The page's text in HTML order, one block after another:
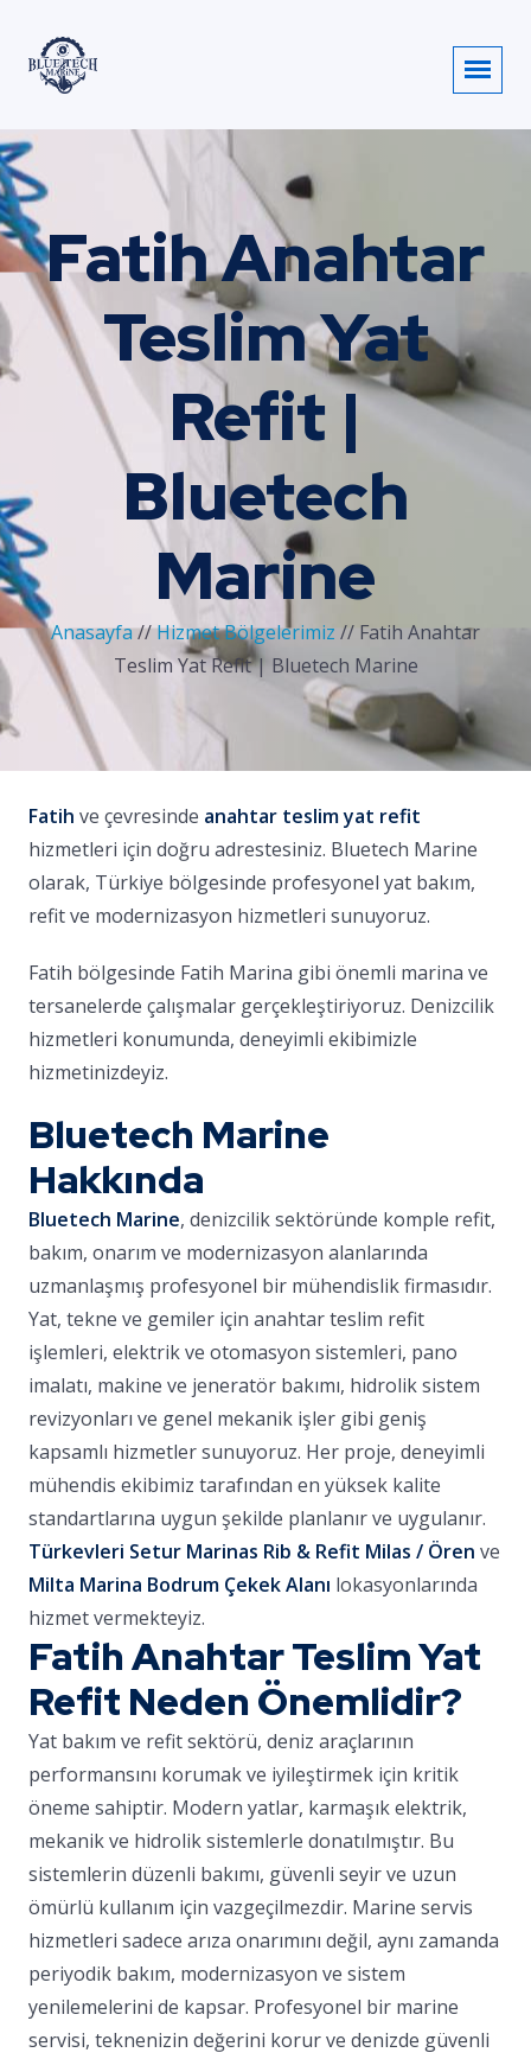
Fatih Anahtar
Teslim Yat
Refit |
Bluetech
Marine
Anasayfa//Hizmet Bölgelerimiz // Fatih Anahtar
Teslim Yat Refit | Bluetech Marine
Fatih ve çevresinde anahtar teslim yat refit
hizmetleri için doğru adrestesiniz. Bluetech Marine
olarak, Türkiye bölgesinde profesyonel yat bakım,
refit ve modernizasyon hizmetleri sunuyoruz.
Fatih bölgesinde Fatih Marina gibi önemli marina ve
tersanelerde çalışmalar gerçekleştiriyoruz. Denizcilik
hizmetleri konumunda, deneyimli ekibimizle
hizmetinizdeyiz.
Bluetech Marine
Hakkında
Bluetech Marine, denizcilik sektöründe komple refit,
bakım, onarım ve modernizasyon alanlarında
uzmanlaşmış profesyonel bir mühendislik firmasıdır.
Yat, tekne ve gemiler için anahtar teslim refit
işlemleri, elektrik ve otomasyon sistemleri, pano
imalatı, makine ve jeneratör bakımı, hidrolik sistem
revizyonları ve genel mekanik işler gibi geniş
kapsamlı hizmetler sunuyoruz. Her proje, deneyimli
mühendis ekibimiz tarafından en yüksek kalite
standartlarına uygun şekilde planlanır ve uygulanır.
Türkevleri Setur Marinas Rib & Refit Milas / Ören ve
Milta Marina Bodrum Çekek Alanı lokasyonlarında
hizmet vermekteyiz.
Fatih Anahtar Teslim Yat
Refit Neden Önemlidir?
Yat bakım ve refit sektörü, deniz araçlarının
performansını korumak ve iyileştirmek için kritik
öneme sahiptir. Modern yatlar, karmaşık elektrik,
mekanik ve hidrolik sistemlerle donatılmıştır. Bu
sistemlerin düzenli bakımı, güvenli seyir ve uzun
ömürlü kullanım için vazgeçilmezdir. Marine servis
hizmetleri sadece arıza onarımını değil, aynı zamanda
periyodik bakım, modernizasyon ve sistem
yenilemelerini de kapsar. Profesyonel bir marine
servisi, teknenizin değerini korur ve denizde güvenli